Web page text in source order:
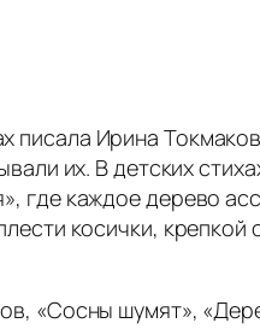
Ирина
их. В детских
где каждое дерево
косички, крепкой
«Сосны шумят»,